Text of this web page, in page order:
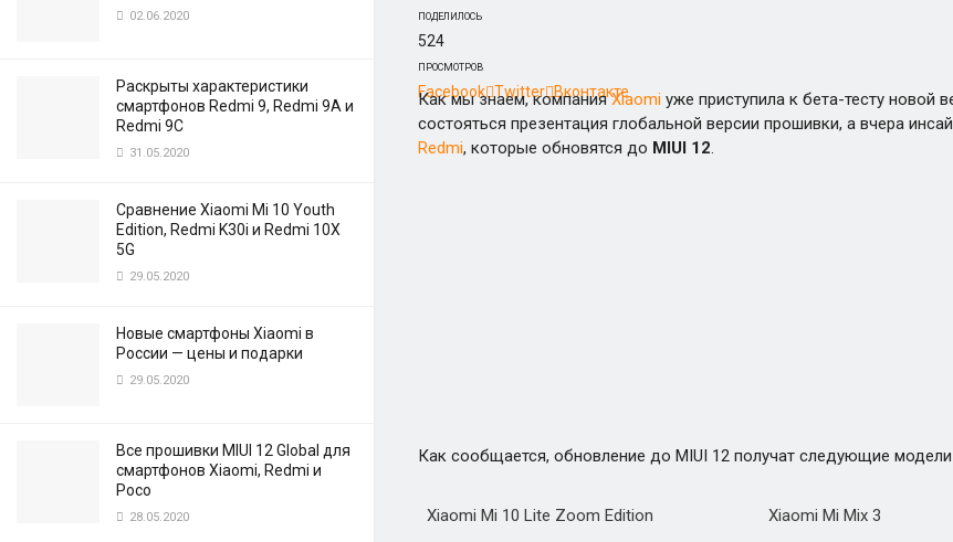
02.06.2020
Раскрыты характеристики
смартфонов Redmi 9, Redmi 9A и
Redmi 9C
31.05.2020
Сравнение Xiaomi Mi 10 Youth
Edition, Redmi K30i и Redmi 10X
5G
29.05.2020
Новые смартфоны Xiaomi в
России — цены и подарки
29.05.2020
Все прошивки MIUI 12 Global для
смартфонов Xiaomi, Redmi и
Poco
28.05.2020
ПОДЕЛИЛОСЬ
524
ПРОСМОТРОВ
Facebook Twitter Вконтакте
Как мы знаем, компанияXiaomi уже приступила к бета-тесту новой
состояться презентация глобальной версии прошивки, а вчера
Redmi, которые обновятся до MIUI 12.
Как сообщается, обновление до MIUI 12 получат следующие
Xiaomi Mi 10 Lite Zoom Edition Xiaomi Mi Mix 3